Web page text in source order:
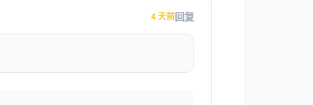
4 天前 回复